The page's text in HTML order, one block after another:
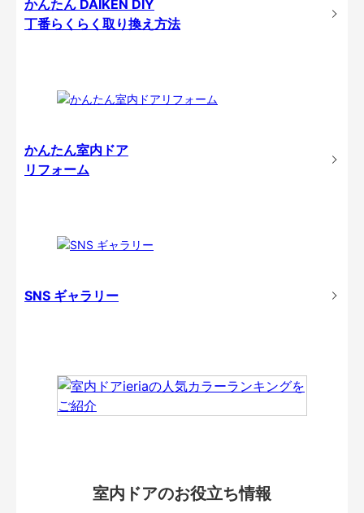
かんたん DAIKEN DIY
丁番らくらく取り換え方法
かんたん室内ドア
リフォーム
SNS ギャラリー
室内ドアのお役立ち情報